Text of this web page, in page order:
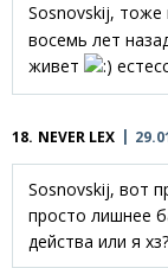
Sosnovskij, тоже
восемь лет
живет
18. NEVER LEX
Sosnovskij, вот
просто лишнее
действа или я